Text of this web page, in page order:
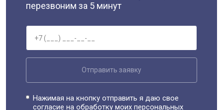
перезвоним за 5 минут
Отправить заявку
Нажимая на кнопку отправить я даю свое
согласие на обработку моихперсональных